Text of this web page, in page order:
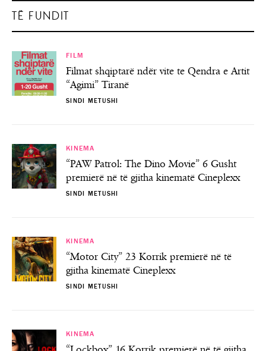
TË FUNDIT
FILM
Filmat shqiptarë ndër vite te Qendra e Artit
“Agimi” Tiranë
SINDI METUSHI
KINEMA
“PAW Patrol: The Dino Movie” 6 Gusht
premierë në të gjitha kinematë Cineplexx
SINDI METUSHI
KINEMA
“Motor City” 23 Korrik premierë në të
gjitha kinematë Cineplexx
SINDI METUSHI
KINEMA